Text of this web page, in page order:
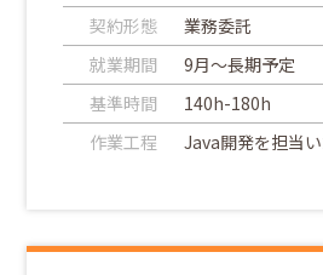
契約形態
業務委託
就業期間
9月～長期予定
基準時間
140h-180h
作業工程
Java開発を担当い